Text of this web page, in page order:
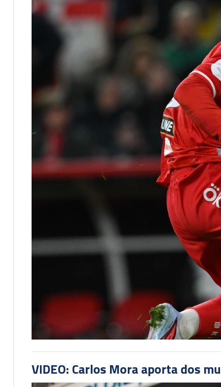
VIDEO: Carlos Mora aporta dos